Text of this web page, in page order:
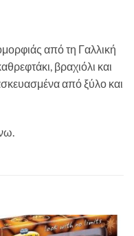
από τη Γαλλική
βραχιόλι και
από ξύλο και